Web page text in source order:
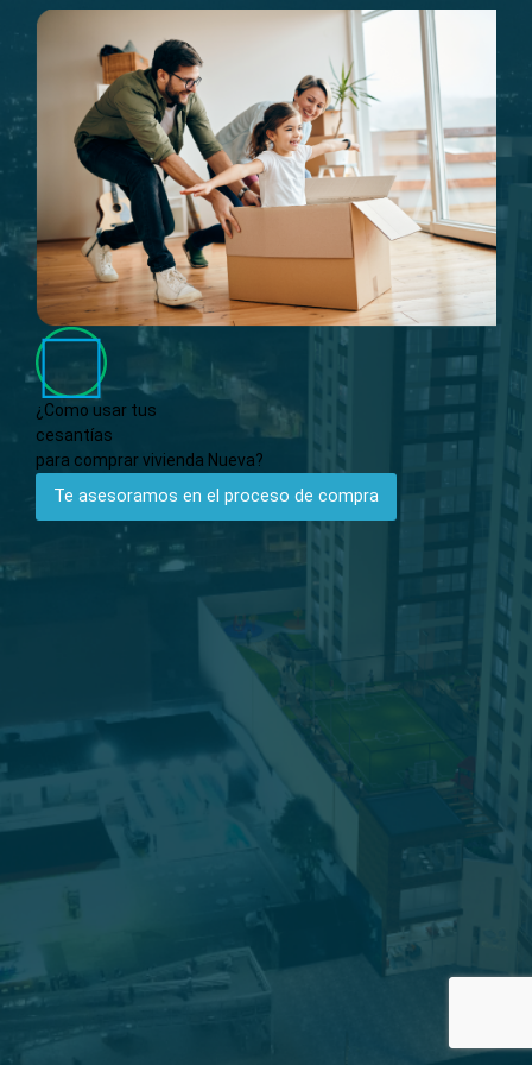
¿Como usar tus
cesantías
para comprar vivienda Nueva?
Te asesoramos en el proceso de compra